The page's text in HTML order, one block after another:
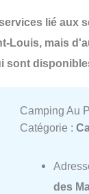
lié aux
Louis, mais
sont
Camping Au
Catégorie :
des